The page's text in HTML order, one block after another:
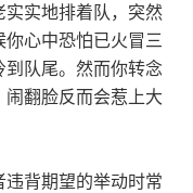
实地排着队，突然
心中恐怕已火冒三
队尾。然而你转念
翻脸反而会惹上大
背期望的举动时常